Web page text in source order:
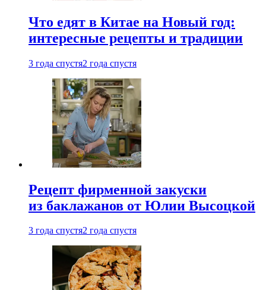
Что едят в Китае на Новый год:
интересные рецепты и традиции
3 года спустя2 года спустя
Рецепт фирменной закуски
из баклажанов от Юлии Высоцкой
3 года спустя2 года спустя